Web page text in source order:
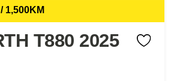
1,500KM
T880 2025